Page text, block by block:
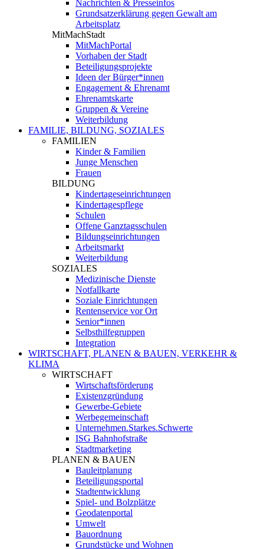
Nachrichten & Presseinfos
Grundsatzerklärung gegen Gewalt am
Arbeitsplatz
MitMachStadt
MitMachPortal
Vorhaben der Stadt
Beteiligungsprojekte
Ideen der Bürger*innen
Engagement & Ehrenamt
Ehrenamtskarte
Gruppen & Vereine
Weiterbildung
FAMILIE, BILDUNG, SOZIALES
FAMILIEN
Kinder & Familien
Junge Menschen
Frauen
BILDUNG
Kindertageseinrichtungen
Kindertagespflege
Schulen
Offene Ganztagsschulen
Bildungseinrichtungen
Arbeitsmarkt
Weiterbildung
SOZIALES
Medizinische Dienste
Notfallkarte
Soziale Einrichtungen
Rentenservice vor Ort
Senior*innen
Selbsthilfegruppen
Integration
WIRTSCHAFT, PLANEN & BAUEN, VERKEHR &
KLIMA
WIRTSCHAFT
Wirtschaftsförderung
Existenzgründung
Gewerbe-Gebiete
Werbegemeinschaft
Unternehmen.Starkes.Schwerte
ISG Bahnhofstraße
Stadtmarketing
PLANEN & BAUEN
Bauleitplanung
Beteiligungsportal
Stadtentwicklung
Spiel- und Bolzplätze
Geodatenportal
Umwelt
Bauordnung
Grundstücke und Wohnen